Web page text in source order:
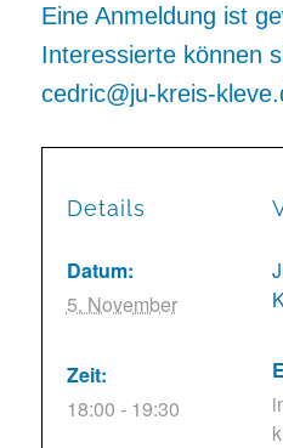
Eine Anmeldung ist
Interessierte können
cedric@ju-kreis-
Details
Datum:
5. November
Zeit:
18:00 - 19:30